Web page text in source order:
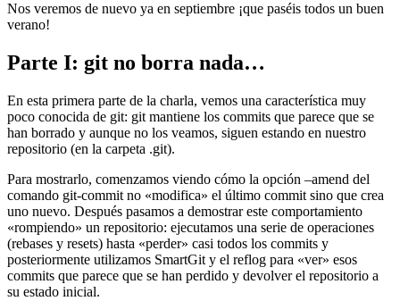
Nos veremos de nuevo ya en septiembre ¡que paséis todos un buen
verano!
Parte I: git no borra nada…
En esta primera parte de la charla, vemos una característica muy
poco conocida de git: git mantiene los commits que parece que se
han borrado y aunque no los veamos, siguen estando en nuestro
repositorio (en la carpeta .git).
Para mostrarlo, comenzamos viendo cómo la opción –amend del
comando git-commit no «modifica» el último commit sino que crea
uno nuevo. Después pasamos a demostrar este comportamiento
«rompiendo» un repositorio: ejecutamos una serie de operaciones
(rebases y resets) hasta «perder» casi todos los commits y
posteriormente utilizamos SmartGit y el reflog para «ver» esos
commits que parece que se han perdido y devolver el repositorio a
su estado inicial.